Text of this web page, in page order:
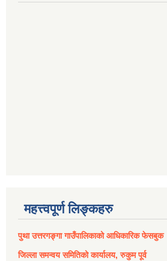
महत्त्वपूर्ण लिङ्कहरु
पुथा उत्तरगङ्गा गाउँपालिकाको आधिकारिक फेसबुक
जिल्ला समन्वय समितिको कार्यालय, रुकुम पूर्व